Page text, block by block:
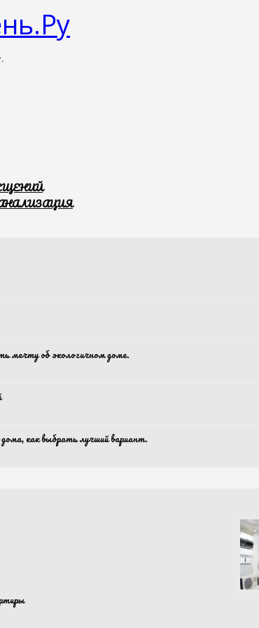
мечту об экологичном доме.
как выбрать лучший вариант.